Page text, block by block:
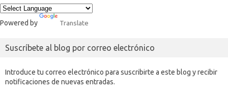
Powered by Translate
Suscríbete al blog por correo electrónico
Introduce tu correo electrónico para suscribirte a este blog y recibir
notificaciones de nuevas entradas.